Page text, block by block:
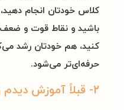
کلاس خودتان انجام
باشید و نقاط قوت و
کنید، هم خودتان رشد
حرفه‌ای‌تر می‌شود.
۲- قبلاً آموزش دیدم ولی اثربخش نبود!